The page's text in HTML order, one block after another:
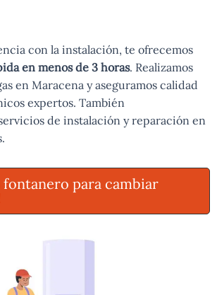
con la instalación, te ofrecemos
en menos de 3 horas. Realizamos
en Maracena y aseguramos calidad
expertos. También
de instalación y reparación en
fontanero para cambiar